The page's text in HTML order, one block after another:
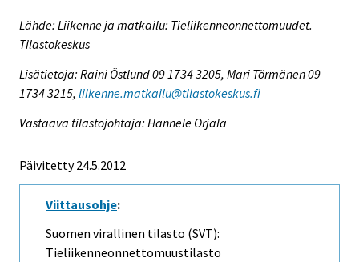
Lähde: Liikenne ja matkailu: Tieliikenneonnettomuudet.
Tilastokeskus
Lisätietoja: Raini Östlund 09 1734 3205, Mari Törmänen 09
1734 3215, liikenne.matkailu@tilastokeskus.fi
Vastaava tilastojohtaja: Hannele Orjala
Päivitetty 24.5.2012
Viittausohje:
Suomen virallinen tilasto (SVT):
Tieliikenneonnettomuustilasto